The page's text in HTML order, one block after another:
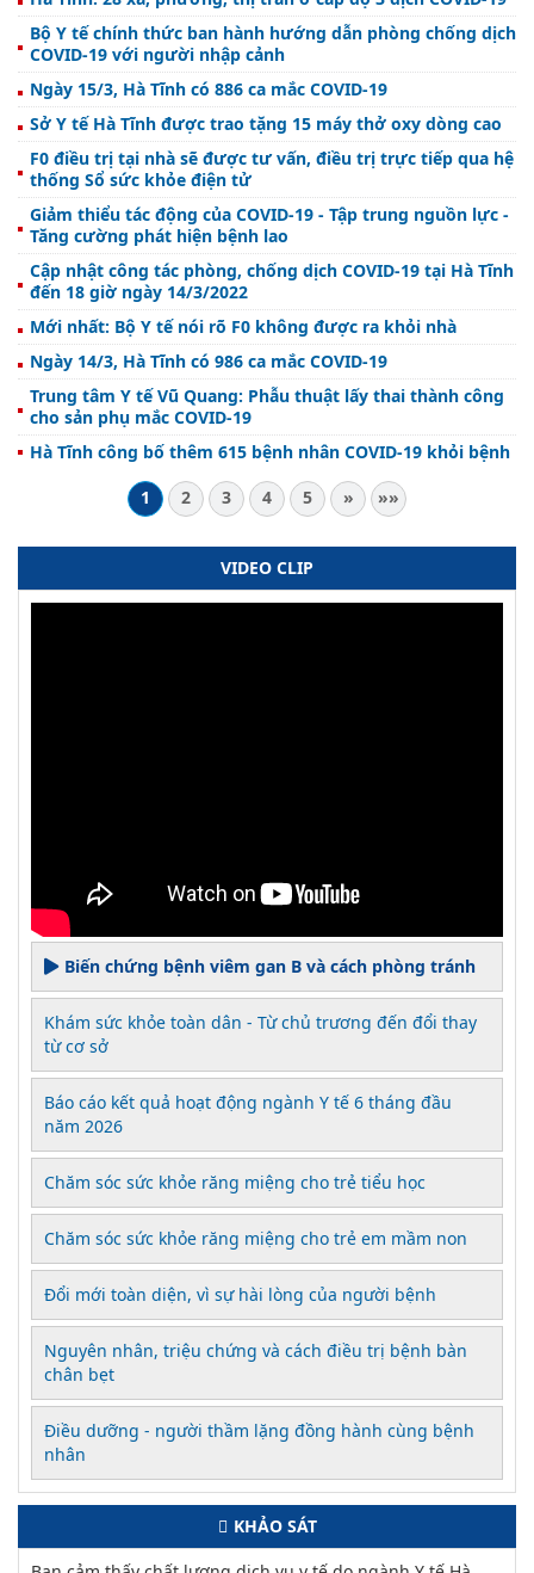
Bộ Y tế chính thức ban hành hướng dẫn phòng chống dịch
COVID-19 với người nhập cảnh
Ngày 15/3, Hà Tĩnh có 886 ca mắc COVID-19
Sở Y tế Hà Tĩnh được trao tặng 15 máy thở oxy dòng cao
F0 điều trị tại nhà sẽ được tư vấn, điều trị trực tiếp qua hệ
thống Sổ sức khỏe điện tử
Giảm thiểu tác động của COVID-19 - Tập trung nguồn lực -
Tăng cường phát hiện bệnh lao
Cập nhật công tác phòng, chống dịch COVID-19 tại Hà Tĩnh
đến 18 giờ ngày 14/3/2022
Mới nhất: Bộ Y tế nói rõ F0 không được ra khỏi nhà
Ngày 14/3, Hà Tĩnh có 986 ca mắc COVID-19
Trung tâm Y tế Vũ Quang: Phẫu thuật lấy thai thành công
cho sản phụ mắc COVID-19
Hà Tĩnh công bố thêm 615 bệnh nhân COVID-19 khỏi bệnh
1
2 3 4 5 » »»
VIDEO CLIP
Biến chứng bệnh viêm gan B và cách phòng tránh
Khám sức khỏe toàn dân - Từ chủ trương đến đổi thay
từ cơ sở
Báo cáo kết quả hoạt động ngành Y tế 6 tháng đầu
năm 2026
Chăm sóc sức khỏe răng miệng cho trẻ tiểu học
Chăm sóc sức khỏe răng miệng cho trẻ em mầm non
Đổi mới toàn diện, vì sự hài lòng của người bệnh
Nguyên nhân, triệu chứng và cách điều trị bệnh bàn
chân bẹt
Điều dưỡng - người thầm lặng đồng hành cùng bệnh
nhân
KHẢO SÁT